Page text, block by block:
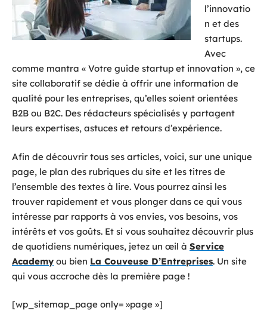
l’innovatio
n et des
startups.
Avec
comme mantra « Votre guide startup et innovation », ce
site collaboratif se dédie à offrir une information de
qualité pour les entreprises, qu’elles soient orientées
B2B ou B2C. Des rédacteurs spécialisés y partagent
leurs expertises, astuces et retours d’expérience.
Afin de découvrir tous ses articles, voici, sur une unique
page, le plan des rubriques du site et les titres de
l’ensemble des textes à lire. Vous pourrez ainsi les
trouver rapidement et vous plonger dans ce qui vous
intéresse par rapports à vos envies, vos besoins, vos
intérêts et vos goûts. Et si vous souhaitez découvrir plus
de quotidiens numériques, jetez un œil à Service
Academy ou bien La Couveuse D’Entreprises. Un site
qui vous accroche dès la première page !
[wp_sitemap_page only= »page »]